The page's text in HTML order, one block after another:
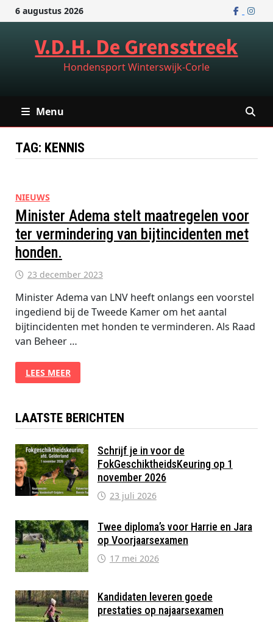
naar
6 augustus 2026
V.D.H. De Grensstreek
Hondensport Winterswijk-Corle
Menu
TAG: KENNIS
NIEUWS
Minister Adema stelt maatregelen voor
ter vermindering van bijtincidenten met
honden.
23 december 2023
Minister Adema van LNV heeft onlangs een voorstel
ingediend bij de Tweede Kamer om het aantal
bijtincidenten met honden te verminderen. Als Raad
van Beheer …
MINISTER
ADEMA
STELT
TER
VERMINDERING
VAN
MET
HONDEN.
LEES MEER
LAATSTE BERICHTEN
Schrijf je in voor de
FokGeschiktheidsKeuring op 1
november 2026
23 juli 2026
Twee diploma’s voor Harrie en Jara
op Voorjaarsexamen
17 mei 2026
Kandidaten leveren goede
prestaties op najaarsexamen